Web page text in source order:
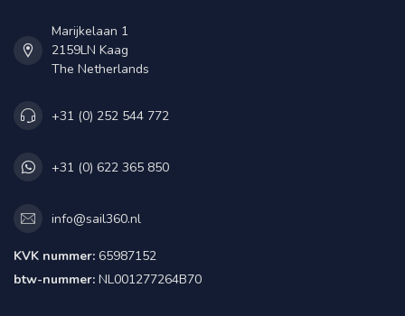
Marijkelaan 1
2159LN Kaag
The Netherlands
+31 (0) 252 544 772
+31 (0) 622 365 850
info@sail360.nl
KVK nummer: 65987152
btw-nummer: NL001277264B70